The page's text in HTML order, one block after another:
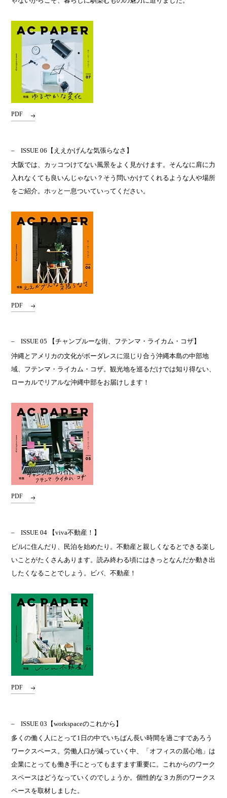
PDF
ISSUE 06 【ええかげんな気張らなさ】
大阪では、カッコつけてない風景をよく見かけます。そんなに肩に力
入れなくても良いんじゃない？そう問いかけてくれるような人や場所
をご紹介。ホッと一息ついていってください。
PDF
ISSUE 05 【チャンプルーな街、フテンマ・ライカム・コザ】
沖縄とアメリカの文化がボーダレスに混じり合う沖縄本島の中部地
域、フテンマ・ライカム・コザ。観光地を巡るだけでは知り得ない、
ローカルでリアルな沖縄中部をお届けします！
PDF
ISSUE 04 【viva不動産！】
ビルに住んだり、民泊を始めたり。不動産と親しくなるとできる楽し
いことがたくさんあります。読み終わる頃にはきっとなんだか動き出
したくなることでしょう。ビバ、不動産！
PDF
ISSUE 03 【workspaceのこれから】
多くの働く人にとって1日の中でいちばん長い時間を過ごすであろう
ワークスペース。労働人口が減っていく中、「オフィスの居心地」は
企業にとっても働き手にとってもますます重要に。これからのワーク
スペースはどうなっていくのでしょうか。個性的な３カ所のワークス
ペースを取材しました。